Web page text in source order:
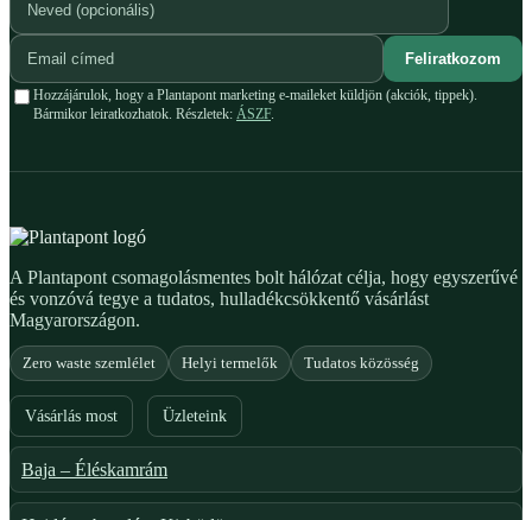
Feliratkozom
Hozzájárulok, hogy a Plantapont marketing e-maileket küldjön (akciók, tippek).
Bármikor leiratkozhatok. Részletek: ÁSZF.
A Plantapont csomagolásmentes bolt hálózat célja, hogy egyszerűvé
és vonzóvá tegye a tudatos, hulladékcsökkentő vásárlást
Magyarországon.
Zero waste szemlélet Helyi termelők Tudatos közösség
Vásárlás most Üzleteink
Baja – Éléskamrám